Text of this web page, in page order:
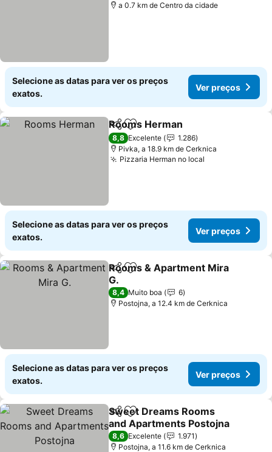
a 0.7 km de Centro da cidade
Selecione as datas para ver os preços
exatos.
Ver preços
PartilharAdicionar aos favoritos
Rooms Herman
8,8 Excelente
1.286
Pivka, a 18.9 km de Cerknica
Pizzaria Herman no local
Selecione as datas para ver os preços
exatos.
Ver preços
PartilharAdicionar aos favoritos
Rooms & Apartment Mira
G.
8,4 Muito boa
6
Postojna, a 12.4 km de Cerknica
Selecione as datas para ver os preços
exatos.
Ver preços
PartilharAdicionar aos favoritos
Sweet Dreams Rooms
and Apartments Postojna
8,6 Excelente
1.971
Postojna, a 11.6 km de Cerknica